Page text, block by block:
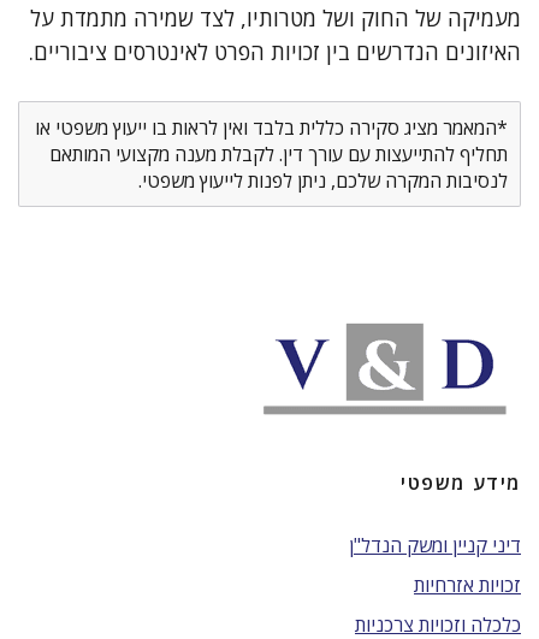
מעמיקה של החוק ושל מטרותיו, לצד שמירה מתמדת על
האיזונים הנדרשים בין זכויות הפרט לאינטרסים ציבוריים.
*המאמר מציג סקירה כללית בלבד ואין לראות בו ייעוץ משפטי או
תחליף להתייעצות עם עורך דין. לקבלת מענה מקצועי המותאם
לנסיבות המקרה שלכם, ניתן לפנות לייעוץ משפטי.
מידע משפטי
דיני קניין ומשק הנדל"ן
זכויות אזרחיות
כלכלה וזכויות צרכניות